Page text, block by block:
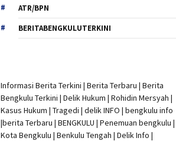
ATR/BPN
BERITABENGKULUTERKINI
Informasi Berita Terkini |Berita Terbaru |Berita
Bengkulu Terkini |Delik Hukum |Rohidin Mersyah |
Kasus Hukum |Tragedi | delik INFO |bengkulu info
|berita Terbaru | BENGKULU |Penemuan bengkulu |
Kota Bengkulu | Benkulu Tengah |Delik Info |